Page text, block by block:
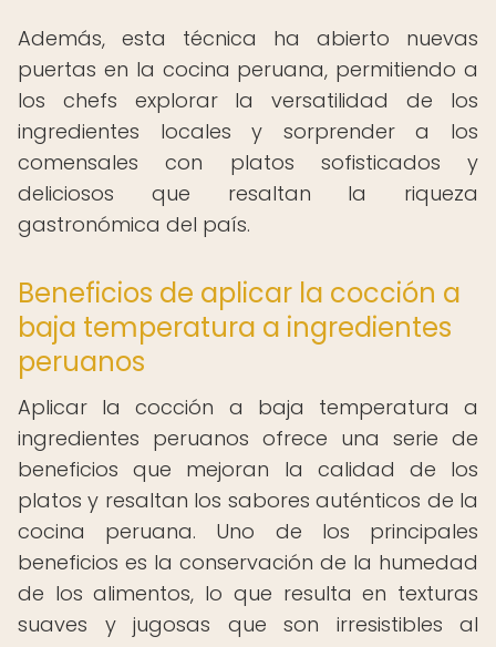
Además, esta técnica ha abierto nuevas
puertas en la cocina peruana, permitiendo a
los chefs explorar la versatilidad de los
ingredientes locales y sorprender a los
comensales con platos sofisticados y
deliciosos que resaltan la riqueza
gastronómica del país.
Beneficios de aplicar la cocción a
baja temperatura a ingredientes
peruanos
Aplicar la cocción a baja temperatura a
ingredientes peruanos ofrece una serie de
beneficios que mejoran la calidad de los
platos y resaltan los sabores auténticos de la
cocina peruana. Uno de los principales
beneficios es la conservación de la humedad
de los alimentos, lo que resulta en texturas
suaves y jugosas que son irresistibles al